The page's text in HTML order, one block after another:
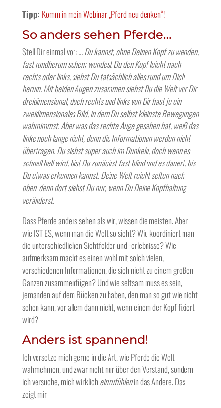
Tipp: Komm in mein Webinar „Pferd neu denken“!
So anders sehen Pferde…
Stell Dir einmal vor:… Du kannst, ohne Deinen Kopf zu wenden,
fast rundherum sehen; wendest Du den Kopf leicht nach
rechts oder links, siehst Du tatsächlich alles rund um Dich
herum. Mit beiden Augen zusammen siehst Du die Welt vor Dir
dreidimensional, doch rechts und links von Dir hast je ein
zweidimensionales Bild, in dem Du selbst kleinste Bewegungen
wahrnimmst. Aber was das rechte Auge gesehen hat, weiß das
linke noch lange nicht, denn die Informationen werden nicht
übertragen. Du siehst super auch im Dunkeln, doch wenn es
schnell hell wird, bist Du zunächst fast blind und es dauert, bis
Du etwas erkennen kannst. Deine Welt reicht selten nach
oben, denn dort siehst Du nur, wenn Du Deine Kopfhaltung
veränderst.
Dass Pferde anders sehen als wir, wissen die meisten. Aber
wie IST ES, wenn man die Welt so sieht? Wie koordiniert man
die unterschiedlichen Sichtfelder und -erlebnisse? Wie
aufmerksam macht es einen wohl mit solch vielen,
verschiedenen Informationen, die sich nicht zu einem großen
Ganzen zusammenfügen? Und wie seltsam muss es sein,
jemanden auf dem Rücken zu haben, den man so gut wie nicht
sehen kann, vor allem dann nicht, wenn einem der Kopf fixiert
wird?
Anders ist spannend!
Ich versetze mich gerne in die Art, wie Pferde die Welt
wahrnehmen, und zwar nicht nur über den Verstand, sondern
ich versuche, mich wirklich einzufühlenin das Andere. Das
zeigt mir